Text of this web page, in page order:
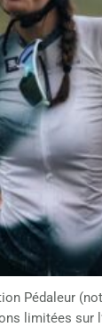
Pédaleur
limitées sur